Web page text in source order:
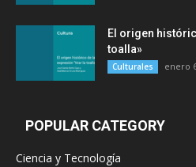
El origen
toalla»
Culturales enero
POPULAR CATEGORY
Ciencia y Tecnología